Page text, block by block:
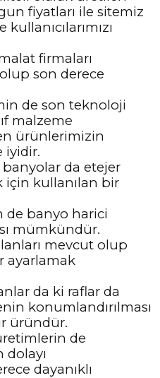
fiyatları ile sitemiz
firmaları
son derece
de son teknoloji
malzeme
ürünlerimizin
iyidir.
da etejer
için kullanılan bir
de banyo harici
mümkündür.
mevcut olup
ayarlamak
da ki raflar da
konumlandırılması
üründür.
de
dayanıklı